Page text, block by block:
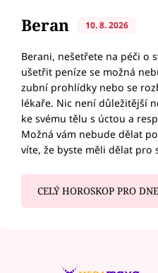
Beran 10. 8. 2026
Berani, nešetřete na péči o
ušetřit peníze se možná
zubní prohlídky nebo se
lékaře. Nic není důležitější
ke svému tělu s úctou a
Možná vám nebude dělat
víte, že byste měli dělat pro
CELÝ HOROSKOP PRO